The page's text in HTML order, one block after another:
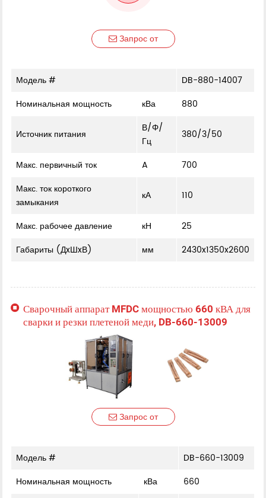
Запрос от
Модель #
DB-880-14007
Номинальная мощность
кВа 880
Источник питания
В/Φ/
Гц
380/3/50
Макс. первичный ток A
700
Макс. ток короткого
замыкания
кА 110
Макс. рабочее давление кН
25
Габариты (ДxШxВ)
мм 2430x1350x2600
Сварочный аппарат MFDC мощностью 660 кВА для
сварки и резки плетеной меди, DB-660-13009
Запрос от
Модель #
DB-660-13009
Номинальная мощность
кВа 660